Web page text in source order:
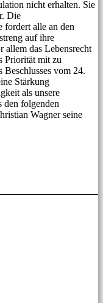
nicht erhalten. Sie
Die
fordert alle an den
auf ihre
das Lebensrecht
Priorität mit zu
Beschlusses vom 24.
Stärkung
als unsere
den folgenden
Wagner seine